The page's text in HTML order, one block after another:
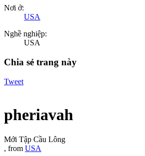
Nơi ở:
USA
Nghề nghiệp:
USA
Chia sẻ trang này
Tweet
pheriavah
Mới Tập Cầu Lông
, from USA